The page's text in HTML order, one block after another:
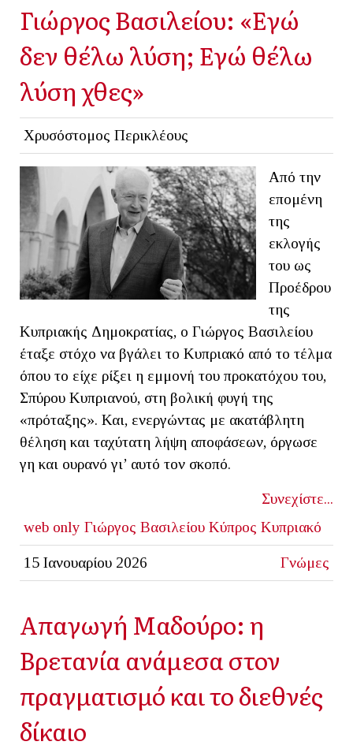
Γιώργος Βασιλείου: «Εγώ
δεν θέλω λύση; Εγώ θέλω
λύση χθες»
Χρυσόστομος Περικλέους
Από την
επομένη
της
εκλογής
του ως
Προέδρου
της
Κυπριακής Δημοκρατίας, ο Γιώργος Βασιλείου
έταξε στόχο να βγάλει το Κυπριακό από το τέλμα
όπου το είχε ρίξει η εμμονή του προκατόχου του,
Σπύρου Κυπριανού, στη βολική φυγή της
«πρόταξης». Και, ενεργώντας με ακατάβλητη
θέληση και ταχύτατη λήψη αποφάσεων, όργωσε
γη και ουρανό γι’ αυτό τον σκοπό.
Συνεχίστε...
web only Γιώργος Βασιλείου Κύπρος Κυπριακό
15 Ιανουαρίου 2026 Γνώμες
Απαγωγή Μαδούρο: η
Βρετανία ανάμεσα στον
πραγματισμό και το διεθνές
δίκαιο